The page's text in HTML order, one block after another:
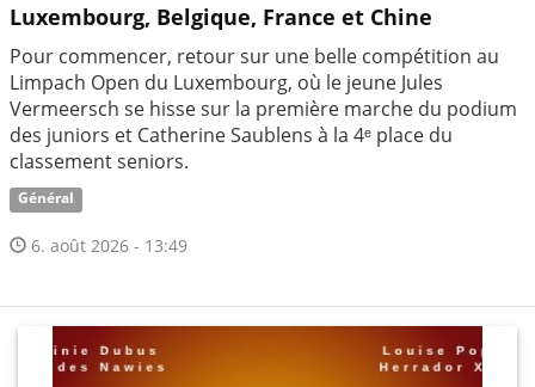
Luxembourg, Belgique, France et Chine
Pour commencer, retour sur une belle compétition au
Limpach Open du Luxembourg, où le jeune Jules
Vermeersch se hisse sur la première marche du podium
des juniors et Catherine Saublens à la 4ᵉ place du
classement seniors.
Général
6. août 2026 - 13:49